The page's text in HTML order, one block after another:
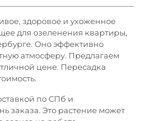
здоровое и ухоженное
для озеленения квартиры,
Оно эффективно
атмосферу. Предлагаем
цене. Пересадка
по СПб и
заказа. Это растение может